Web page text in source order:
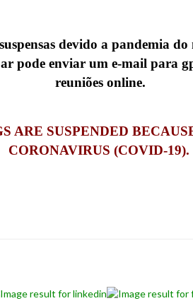
suspensas devido a pandemia
pode enviar um e-mail para
reuniões online.
ARE SUSPENDED
CORONAVIRUS (COVID-19).